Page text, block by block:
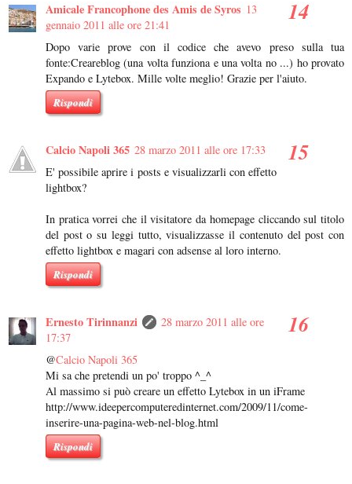
Amicale Francophone des Amis de Syros 13
gennaio 2011 alle ore 21:41
Dopo varie prove con il codice che avevo preso sulla tua
fonte:Creareblog (una volta funziona e una volta no ...) ho provato
Expando e Lytebox. Mille volte meglio! Grazie per l'aiuto.
Rispondi
Calcio Napoli 365 28 marzo 2011 alle ore 17:33
E' possibile aprire i posts e visualizzarli con effetto
lightbox?
In pratica vorrei che il visitatore da homepage cliccando sul titolo
del post o su leggi tutto, visualizzasse il contenuto del post con
effetto lightbox e magari con adsense al loro interno.
Rispondi
Ernesto Tirinnanzi
28 marzo 2011 alle ore
17:37
@Calcio Napoli 365
Mi sa che pretendi un po' troppo ^_^
Al massimo si può creare un effetto Lytebox in un iFrame
http://www.ideepercomputeredinternet.com/2009/11/come-
inserire-una-pagina-web-nel-blog.html
Rispondi